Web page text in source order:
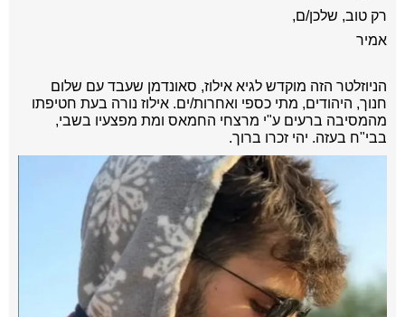
רק טוב, שלכן/ם,
אמיר
הניוזלטר הזה מוקדש לגיא אילוז, סאונדמן שעבד עם שלום
חנוך, היהודים, מתי כספי ואחרות/ים. אילוז נורה בעת חטיפתו
מהמסיבה ברעים ע"י מרצחי החמאס ומת מפצעיו בשבי,
בבי"ח בעזה. יהי זכרו ברוך.